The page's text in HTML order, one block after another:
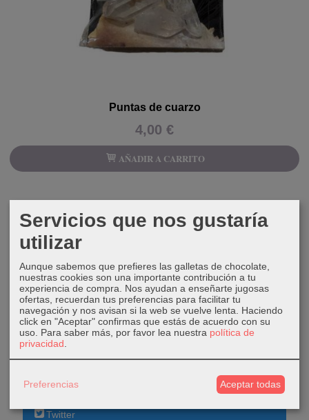
COSTES DE ENVÍO
GRATIS *
Consultar Destinos
TU CARRITO (0)
El carrito de la compra está vacío
REDES SOCIALES
Twitter
Puntas de cuarzo
4,00 €
AÑADIR A CARRITO
Servicios que nos gustaría
utilizar
Aunque sabemos que prefieres las galletas de chocolate,
nuestras cookies son una importante contribución a tu
experiencia de compra. Nos ayudan a enseñarte jugosas
ofertas, recuerdan tus preferencias para facilitar tu
navegación y nos avisan si la web se vuelve lenta. Haciendo
click en "Aceptar" confirmas que estás de acuerdo con su
uso. Para saber más, por favor lea nuestra política de
privacidad
Preferencias Aceptar todas